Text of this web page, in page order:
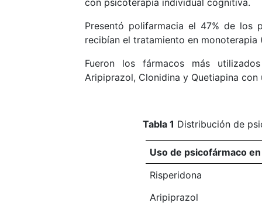
con psicoterapia individual cognitiva.
Presentó polifarmacia el 47% de los
recibían el tratamiento en
Fueron los fármacos más
Aripiprazol, Clonidina y Quetiapina con
Tabla 1 Distribución de
Uso de psicofármaco
Risperidona
Aripiprazol